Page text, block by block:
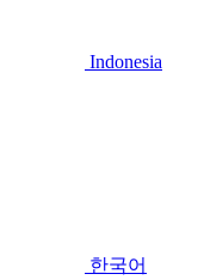
Indonesia
한국어